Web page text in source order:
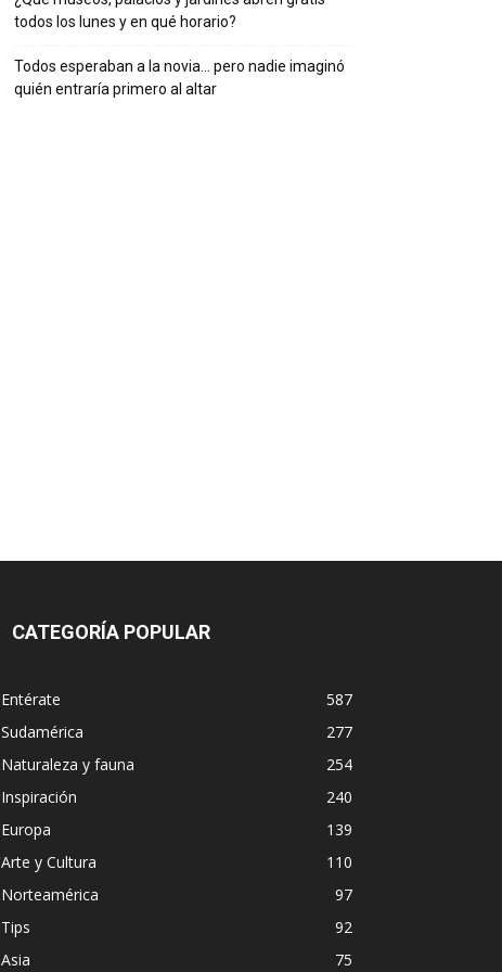
todos los lunes y en qué horario?
Todos esperaban a la novia… pero nadie imaginó
quién entraría primero al altar
CATEGORÍA POPULAR
Entérate
587
Sudamérica
277
Naturaleza y fauna
254
Inspiración
240
Europa
139
Arte y Cultura
110
Norteamérica
97
Tips
92
Asia
75